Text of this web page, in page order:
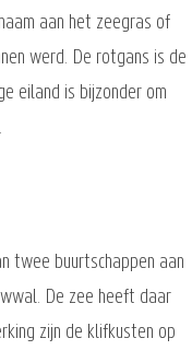
aan het zeegras of
werd. De rotgans is de
eiland is bijzonder om
twee buurtschappen aan
De zee heeft daar
zijn de klifkusten op